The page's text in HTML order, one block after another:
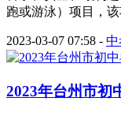
跑或游泳）项目，
2023-03-07 07:58 - 中
2023年台州市初